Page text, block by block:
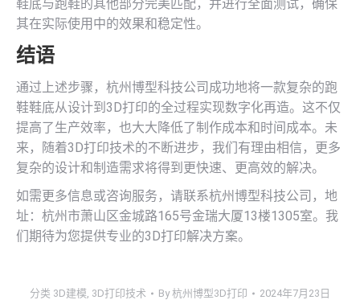
鞋底与跑鞋的其他部分完美匹配，并进行全面测试，确保
其在实际使用中的效果和稳定性。
结语
通过上述步骤，杭州博型科技公司成功地将一款复杂的跑
鞋鞋底从设计到3D打印的全过程实现数字化再造。这不仅
提高了生产效率，也大大降低了制作成本和时间成本。未
来，随着3D打印技术的不断进步，我们有理由相信，更多
复杂的设计和制造需求将得到更快速、更高效的解决。
如需更多信息或咨询服务，请联系杭州博型科技公司，地
址：杭州市萧山区金城路165号金瑞大厦13楼1305室。我
们期待为您提供专业的3D打印解决方案。
分类 3D建模 3D打印技术 By杭州博型3D打印 2024年7月23日